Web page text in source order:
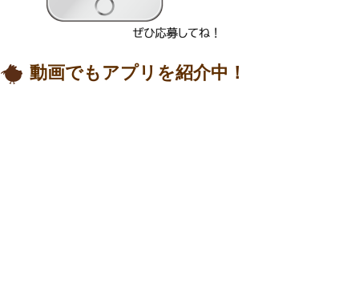
動画でもアプリを紹介中！